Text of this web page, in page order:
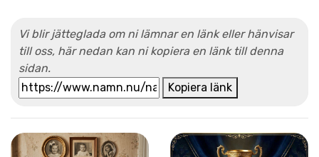
Vi blir jätteglada om ni lämnar en länk eller hänvisar
till oss, här nedan kan ni kopiera en länk till denna
sidan.
Kopiera länk